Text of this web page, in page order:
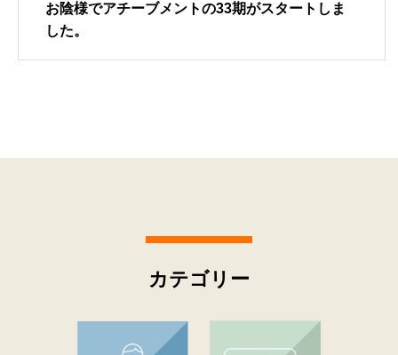
お陰様でアチーブメントの33期がスタートしま
した。
カテゴリー